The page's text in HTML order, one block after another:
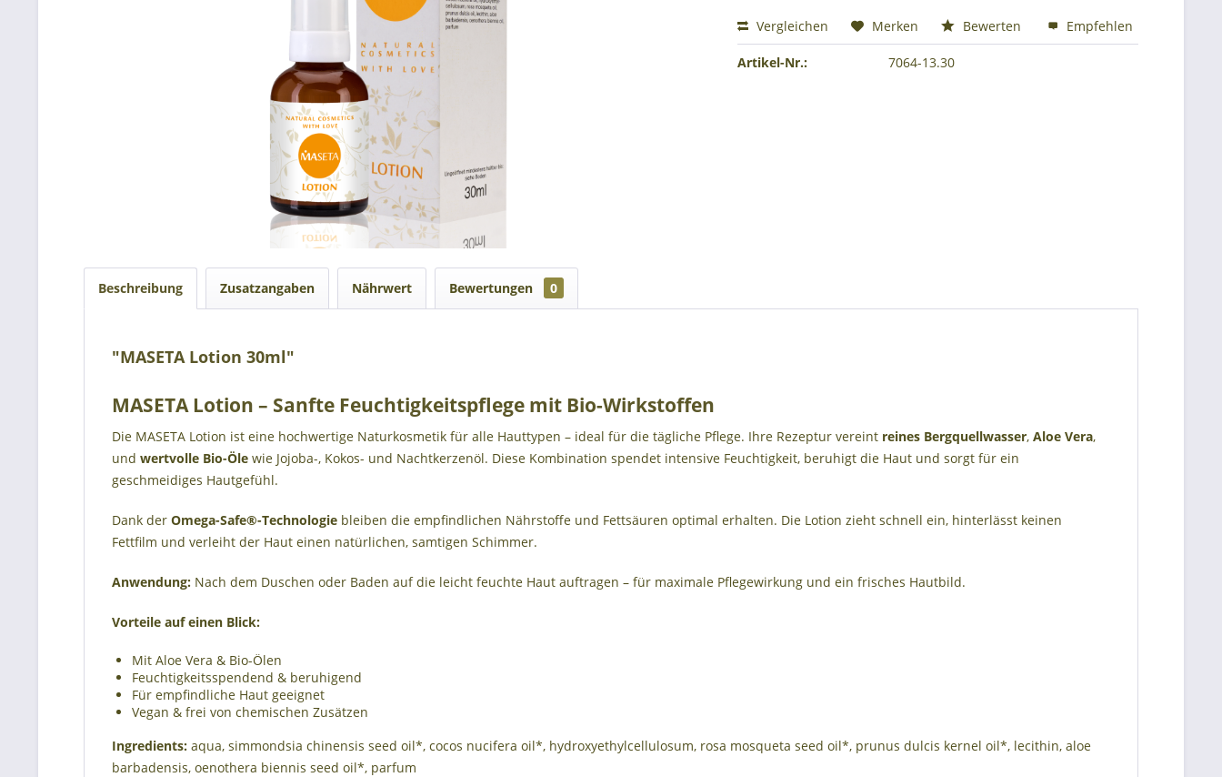
Vergleichen Merken Bewerten Empfehlen
Artikel-Nr.: 7064-13.30
Beschreibung Zusatzangaben Nährwert Bewertungen 0
"MASETA Lotion 30ml"
MASETA Lotion – Sanfte Feuchtigkeitspflege mit Bio-Wirkstoffen
Die MASETA Lotion ist eine hochwertige Naturkosmetik für alle Hauttypen – ideal für die tägliche Pflege. Ihre Rezeptur vereint reines Bergquellwasser, Aloe Vera,
und wertvolle Bio-Öle wie Jojoba-, Kokos- und Nachtkerzenöl. Diese Kombination spendet intensive Feuchtigkeit, beruhigt die Haut und sorgt für ein
geschmeidiges Hautgefühl.
Dank der Omega-Safe®-Technologie bleiben die empfindlichen Nährstoffe und Fettsäuren optimal erhalten. Die Lotion zieht schnell ein, hinterlässt keinen
Fettfilm und verleiht der Haut einen natürlichen, samtigen Schimmer.
Anwendung: Nach dem Duschen oder Baden auf die leicht feuchte Haut auftragen – für maximale Pflegewirkung und ein frisches Hautbild.
Vorteile auf einen Blick:
Mit Aloe Vera & Bio-Ölen
Feuchtigkeitsspendend & beruhigend
Für empfindliche Haut geeignet
Vegan & frei von chemischen Zusätzen
Ingredients: aqua, simmondsia chinensis seed oil*, cocos nucifera oil*, hydroxyethylcellulosum, rosa mosqueta seed oil*, prunus dulcis kernel oil*, lecithin, aloe
barbadensis, oenothera biennis seed oil*, parfum